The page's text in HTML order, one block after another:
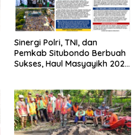
Sinergi Polri, TNI, dan
Pemkab Situbondo Berbuah
Sukses, Haul Masyayikh 2026
Jamaah